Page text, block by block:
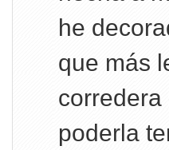
he
que más
poderla